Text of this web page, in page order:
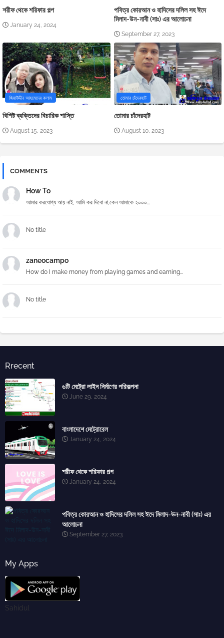
শরীফ থেকে শরিফার গল্প
January 24, 2024
পবিত্র কোরআন ও হাদিসের দলিল সহ ঈদে
মিলাদ-উন-নাবী (সাঃ) এর আলোচনা
September 27, 2023
জিয়াউদ্দীন আহমেদের কলাম
বিশিষ্ট ব্যক্তিদের বিচারিক শাস্তি
August 15, 2023
তোমার চাঁদেরহাট
তোমার চাঁদেরহাট
August 10, 2023
COMMENTS
How To
আমার করযোগ্য আয় নাই, আমি কর দিবো না,কেন আমাকে ২০০০...
No title
zaneocampo
How do I make money from playing games and earning...
No title
Rrecent
৬টি মেট্রো লাইন নির্মাণের পরিকল্পনা
June 29, 2024
বাংলাদেশে মেট্রোরেল
January 24, 2024
শরীফ থেকে শরিফার গল্প
January 24, 2024
পবিত্র কোরআন ও হাদিসের দলিল সহ ঈদে মিলাদ-উন-নাবী (সাঃ) এর
আলোচনা
September 27, 2023
My Apps
Sahidul